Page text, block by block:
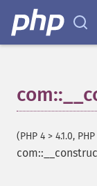
(PHP 4 > 4.1.0,